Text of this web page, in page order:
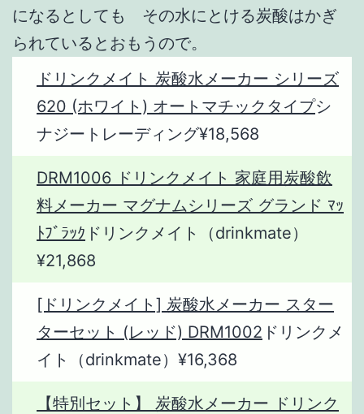
になるとしても その水にとける炭酸はかぎ
られているとおもうので。
ドリンクメイト 炭酸水メーカー シリーズ
620 (ホワイト) オートマチックタイプシ
ナジートレーディング¥18,568
DRM1006 ドリンクメイト 家庭用炭酸飲
料メーカー マグナムシリーズ グランド ﾏｯ
ﾄﾌﾞﾗｯｸ ドリンクメイト（drinkmate）
¥21,868
[ドリンクメイト] 炭酸水メーカー スター
ターセット (レッド) DRM1002 ドリンクメ
イト（drinkmate）¥16,368
【特別セット】 炭酸水メーカー ドリンク